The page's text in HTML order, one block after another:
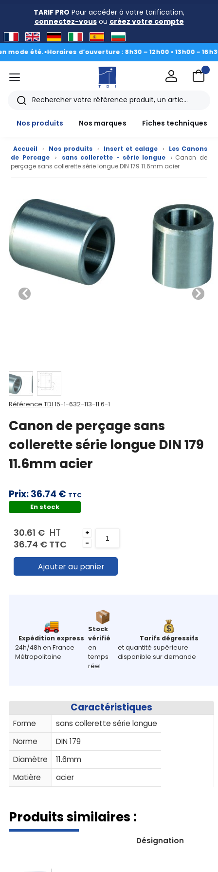
TARIF PRO Pour accéder à votre tarification,
connectez-vousou créez votre compte
été.•Horaires d’ouverture : 8h30 – 12h00 • 13h00 - 16h30|Du
Nos
produits
CAD/3D
Nos
Documentations
Mon
compte
Mon
panier
menu
Rechercher
Nos produits
Nos marques Fiches techniques
Accueil › Nos produits › Insert et calage ›
Les Canons
de Percage
› sans collerette - série longue
› Canon de
perçage sans collerette série longue DIN 179 11.6mm acier
Référence TDI 15-1-632-113-11.6-1
Canon de perçage sans
collerette série longue DIN 179
11.6mm acier
Prix:36.74 € TTC
En stock
30.61 € HT
36.74 € TTC
+
-
Ajouter au panier
Expédition express
24h/48h en France
Métropolitaine
Stock
vérifié
en
temps
réel
Tarifs dégressifs
et quantité supérieure
disponible sur demande
Caractéristiques
Forme
sans collerette série longue
Norme
DIN 179
Diamètre
11.6mm
Matière
acier
Produits similaires :
Désignation